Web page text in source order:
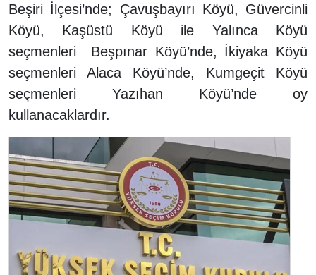
Beşiri İlçesi’nde; Çavuşbayırı Köyü, Güvercinli
Köyü, Kaşüstü Köyü ile Yalınca Köyü
seçmenleri Beşpınar Köyü’nde, İkiyaka Köyü
seçmenleri Alaca Köyü’nde, Kumgeçit Köyü
seçmenleri Yazıhan Köyü’nde oy
kullanacaklardır.